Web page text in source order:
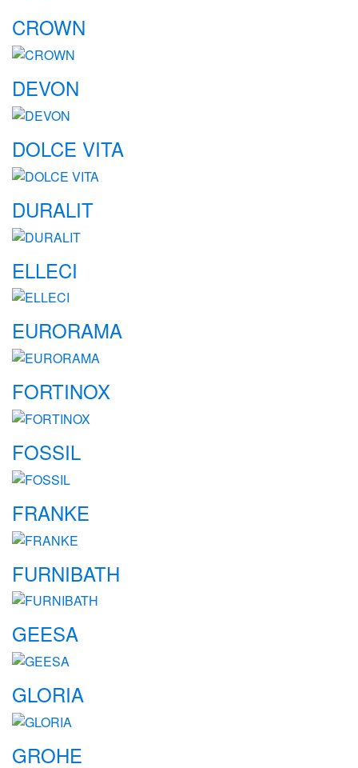
CROWN
DEVON
DOLCE VITA
DURALIT
ELLECI
EURORAMA
FORTINOX
FOSSIL
FRANKE
FURNIBATH
GEESA
GLORIA
GROHE